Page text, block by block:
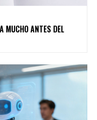
MUCHO ANTES DEL